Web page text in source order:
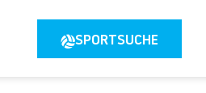
SPORTSUCHE